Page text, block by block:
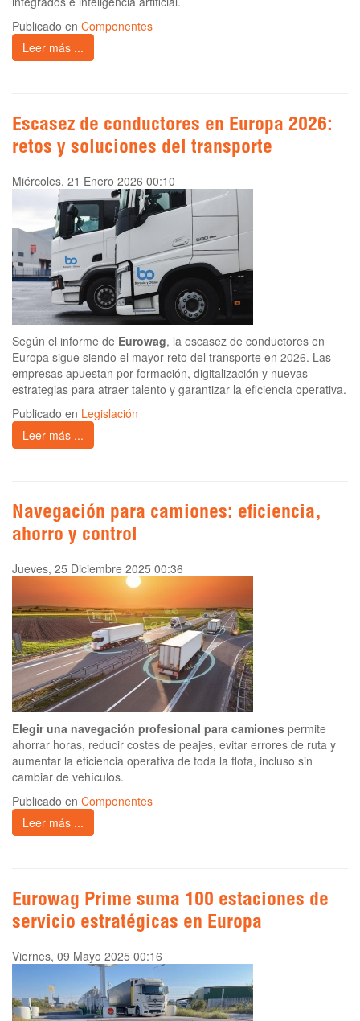
Publicado en Componentes
Leer más ...
Escasez de conductores en Europa 2026:
retos y soluciones del transporte
Miércoles, 21 Enero 2026 00:10
Según el informe de Eurowag, la escasez de conductores en
Europa sigue siendo el mayor reto del transporte en 2026. Las
empresas apuestan por formación, digitalización y nuevas
estrategias para atraer talento y garantizar la eficiencia operativa.
Publicado en Legislación
Leer más ...
Navegación para camiones: eficiencia,
ahorro y control
Jueves, 25 Diciembre 2025 00:36
Elegir una navegación profesional para camiones permite
ahorrar horas, reducir costes de peajes, evitar errores de ruta y
aumentar la eficiencia operativa de toda la flota, incluso sin
cambiar de vehículos.
Publicado en Componentes
Leer más ...
Eurowag Prime suma 100 estaciones de
servicio estratégicas en Europa
Viernes, 09 Mayo 2025 00:16